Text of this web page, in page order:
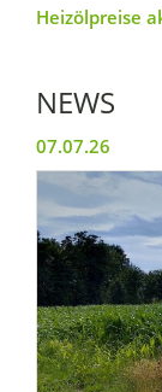
Heizölpreise
NEWS
07.07.26